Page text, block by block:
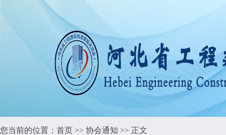
您当前的位置： 首页 >> 协会通知 >> 正文